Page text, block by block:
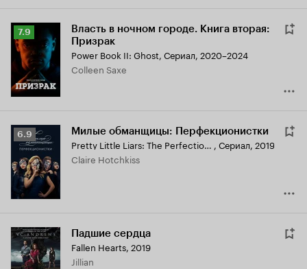
Рейтинг
Кинопоиска
7.9
7.9
Власть в ночном городе. Книга вторая:
Призрак
Power Book II: Ghost, Сериал, 2020–2024
Colleen Saxe
Рейтинг
Кинопоиска
6.9
6.9 Милые обманщицы: Перфекционистки
Pretty Little Liars: The Perfectionists , Сериал, 2019
Claire Hotchkiss
Падшие сердца
Fallen Hearts, 2019
Jillian